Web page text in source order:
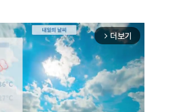
arrow_forward_ios 더보기